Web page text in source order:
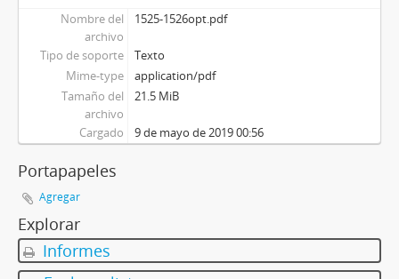
Nombre del
archivo
1525-1526opt.pdf
Tipo de soporte
Texto
Mime-type
application/pdf
Tamaño del
archivo
21.5 MiB
Cargado 9 de mayo de 2019 00:56
Portapapeles
Agregar
Explorar
Informes